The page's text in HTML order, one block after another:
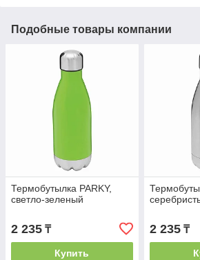
Подобные товары компании
Термобутылка PARKY,
светло-зеленый
2 235 ₸
Купить
2 235₸